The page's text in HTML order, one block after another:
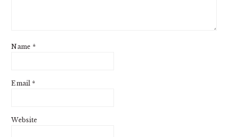
Name *
Email *
Website